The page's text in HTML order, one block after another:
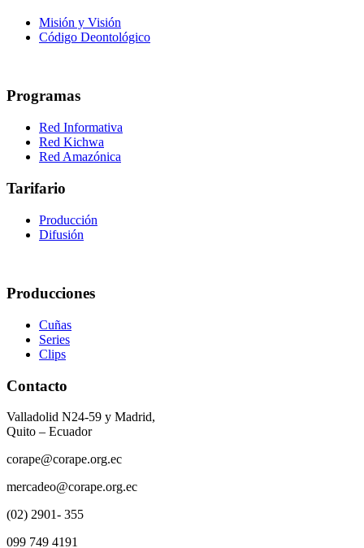
Misión y Visión
Código Deontológico
Programas
Red Informativa
Red Kichwa
Red Amazónica
Tarifario
Producción
Difusión
Producciones
Cuñas
Series
Clips
Contacto
Valladolid N24-59 y Madrid,
Quito – Ecuador
corape@corape.org.ec
mercadeo@corape.org.ec
(02) 2901- 355
099 749 4191